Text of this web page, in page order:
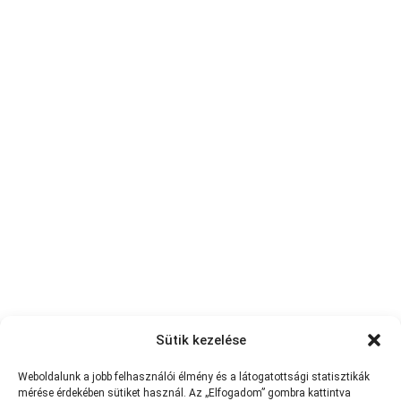
Sütik kezelése
Weboldalunk a jobb felhasználói élmény és a látogatottsági statisztikák
mérése érdekében sütiket használ. Az „Elfogadom” gombra kattintva